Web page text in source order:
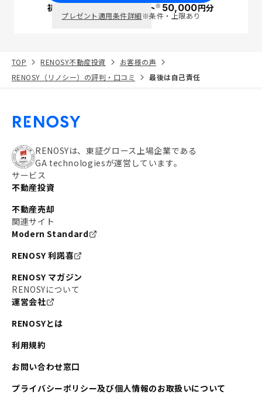
初回面談で ポイント※50,000円分
プレゼント適用条件詳細※条件・上限あり
TOP RENOSY不動産投資
お客様の声
RENOSY（リノシー）の評判・口コミ
最後は自己責任
RENOSYは、東証グロース上場企業である
GA technologiesが運営しています。
サービス
不動産投資
不動産売却
関連サイト
Modern Standard
RENOSY 利諾喜
RENOSY マガジン
RENOSYについて
運営会社
RENOSYとは
利用規約
お問い合わせ窓口
プライバシーポリシー及び個人情報のお取扱いについて